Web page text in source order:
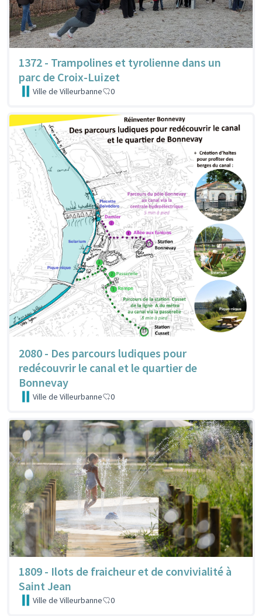
1372 - Trampolines et tyrolienne dans un
parc de Croix-Luizet
Ville de Villeurbanne 0
2080 - Des parcours ludiques pour
redécouvrir le canal et le quartier de
Bonnevay
Ville de Villeurbanne 0
1809 - Ilots de fraicheur et de convivialité à
Saint Jean
Ville de Villeurbanne 0